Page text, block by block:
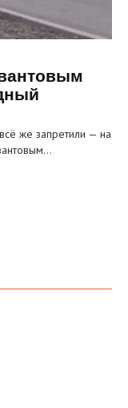
же запретили — на